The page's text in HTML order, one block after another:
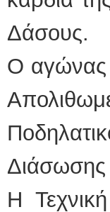
Δάσους.
Ο αγώνας
Η